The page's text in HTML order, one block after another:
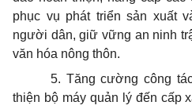
phục vụ phát triển sản xuất
người dân, giữ vững an ninh
văn hóa nông thôn.
5. Tăng cường công
thiện bộ máy quản lý đến cấp